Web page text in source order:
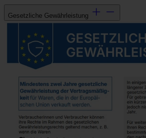
Gesetzliche Gewährleistung